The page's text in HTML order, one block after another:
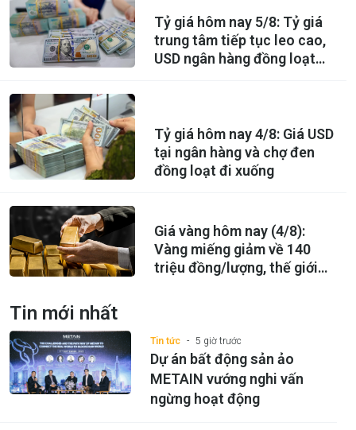
Tỷ giá hôm nay 5/8: Tỷ giá
trung tâm tiếp tục leo cao,
USD ngân hàng đồng loạt
Tỷ giá hôm nay 4/8: Giá USD
tại ngân hàng và chợ đen
đồng loạt đi xuống
Giá vàng hôm nay (4/8):
Vàng miếng giảm về 140
triệu đồng/lượng, thế giới
Tin mới nhất
Tin tức 5 giờ trước
Dự án bất động sản ảo
METAIN vướng nghi vấn
ngừng hoạt động